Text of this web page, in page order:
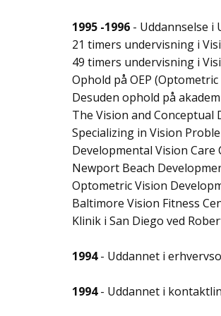
1995 -1996 - Uddannselse i
21 timers undervisning i
49 timers undervisning i
Ophold på OEP
Desuden ophold på
The Vision and Conceptual
Specializing in Vision
Developmental Vision Care
Newport Beach
Optometric Vision
Baltimore Vision Fitness
Klinik i San Diego ved
1994- Uddannet i
1994- Uddannet i